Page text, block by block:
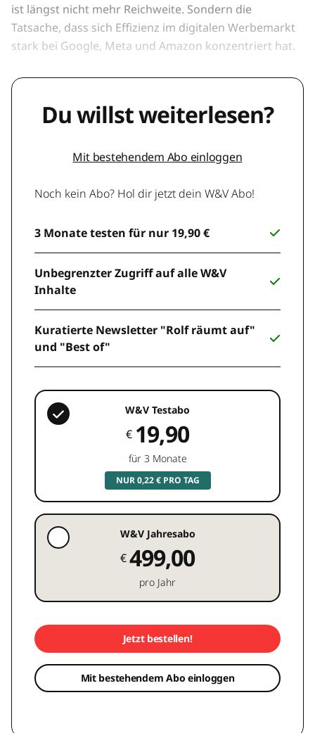
ist längst nicht mehr Reichweite. Sondern die
Tatsache, dass sich Effizienz im digitalen Werbemarkt
stark bei Google, Meta und Amazon konzentriert hat.
Du willst weiterlesen?
Mit bestehendem Abo einloggen
Noch kein Abo? Hol dir jetzt dein W&V Abo!
3 Monate testen für nur 19,90 €
Unbegrenzter Zugriff auf alle W&V
Inhalte
Kuratierte Newsletter "Rolf räumt auf"
und "Best of"
W&V Testabo
€ 19,90
für 3 Monate
NUR 0,22 € PRO TAG
W&V Jahresabo
€499,00
pro Jahr
Jetzt bestellen!
Mit bestehendem Abo einloggen